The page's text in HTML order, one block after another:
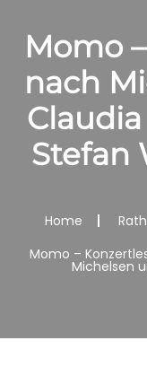
Momo
nach
Stefan
Home
Momo –
Michelsen